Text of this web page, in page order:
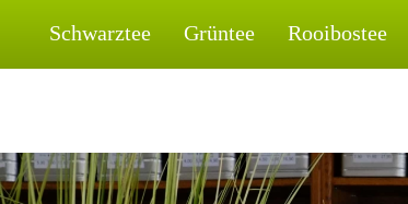
content
Schwarztee Grüntee Rooibostee